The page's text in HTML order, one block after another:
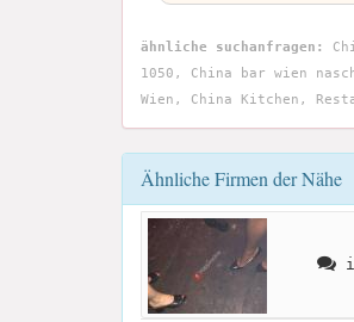
ähnliche suchanfragen:
1050, China bar wien
Wien, China Kitchen,
Ähnliche Firmen der Nähe